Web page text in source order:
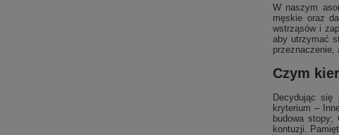
W naszym
męskie oraz
wstrząsów i
aby utrzymać
przeznaczenie,
Czym
Decydując się
kryterium –
budowa
kontuzji.